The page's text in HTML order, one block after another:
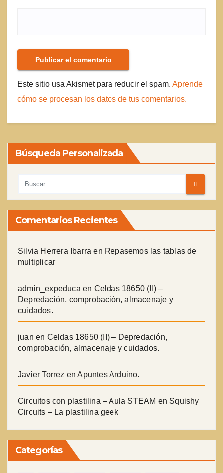
Este sitio usa Akismet para reducir el spam. Aprende
cómo se procesan los datos de tus comentarios.
Búsqueda Personalizada
Comentarios Recientes
Silvia Herrera Ibarra en Repasemos las tablas de
multiplicar
admin_expeduca en Celdas 18650 (II) –
Depredación, comprobación, almacenaje y
cuidados.
juan en Celdas 18650 (II) – Depredación,
comprobación, almacenaje y cuidados.
Javier Torrez enApuntes Arduino.
Circuitos con plastilina – Aula STEAM en Squishy
Circuits – La plastilina geek
Categorías